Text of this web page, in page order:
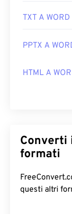
TXT A WORD
PPTX A
HTML A
Converti i tuoi
formati
questi altri